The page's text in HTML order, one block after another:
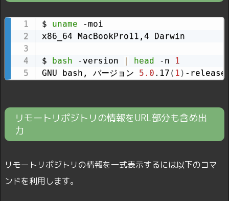
$ uname -moi
x86_64 MacBookPro11,4 Darwin
$ bash -version | head -n
1
GNU bash, バージョン 5.0 .17 ( 1 ) -
リモートリポジトリの情報をURL部分も含め出
力
リモートリポジトリの情報を一式表示するには以下のコマ
ンドを利用します。